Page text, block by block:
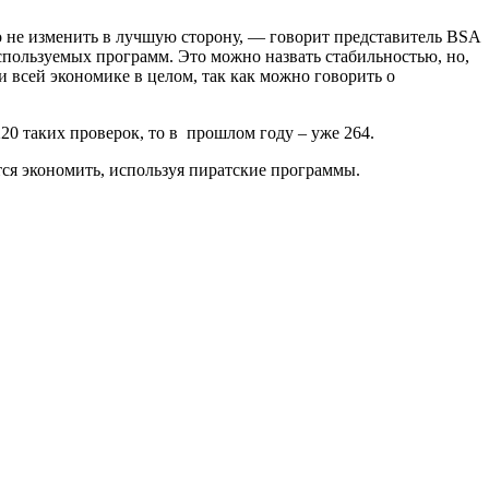
изменить в лучшую сторону, — говорит представитель BSA
программ. Это можно назвать стабильностью, но,
всей экономике в целом, так как можно говорить о
таких проверок, то в прошлом году – уже 264.
экономить, используя пиратские программы.